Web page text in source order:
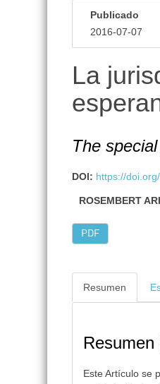
Navegación
principal
Contenido
principal
Barra
lateral
Publicado
2016-07-07
La
The
DOI: https://
ROSEMBERT
PDF
Resumen
Resumen
Este Artículo se